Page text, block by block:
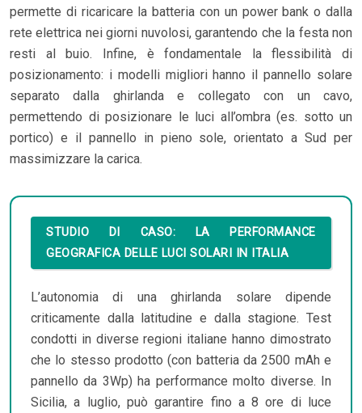
permette di ricaricare la batteria con un power bank o dalla
rete elettrica nei giorni nuvolosi, garantendo che la festa non
resti al buio. Infine, è fondamentale la flessibilità di
posizionamento: i modelli migliori hanno il pannello solare
separato dalla ghirlanda e collegato con un cavo,
permettendo di posizionare le luci all’ombra (es. sotto un
portico) e il pannello in pieno sole, orientato a Sud per
massimizzare la carica.
STUDIO DI CASO: LA PERFORMANCE
GEOGRAFICA DELLE LUCI SOLARI IN ITALIA
L’autonomia di una ghirlanda solare dipende
criticamente dalla latitudine e dalla stagione. Test
condotti in diverse regioni italiane hanno dimostrato
che lo stesso prodotto (con batteria da 2500 mAh e
pannello da 3Wp) ha performance molto diverse. In
Sicilia, a luglio, può garantire fino a 8 ore di luce